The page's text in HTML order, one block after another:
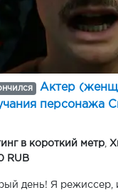
Актер
персонажа
в короткий метр
RUB
день! Я режиссер,